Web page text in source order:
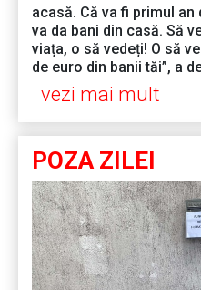
acasă. Că va fi primul
va da bani din casă. Să
viața, o să vedeți! O să
de euro din banii tăi”, a
vezi mai mult
POZA ZILEI